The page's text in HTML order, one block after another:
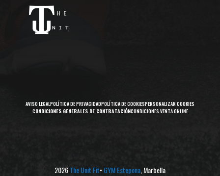
AVISO LEGALPOLÍTICA DE PRIVACIDADPOLÍTICA DE COOKIESPERSONALIZAR COOKIES
CONDICIONES GENERALES DE CONTRATACIÓNCONDICIONES VENTA ONLINE
2026The Unit Fit• GYM Estepona , Marbella